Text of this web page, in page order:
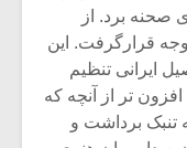
صحنه برد. از
قرارگرفت. این
ایرانی تنظیم
تر از آنچه که
تنبک برداشت و
موسیقی
موسیقی
برگزار